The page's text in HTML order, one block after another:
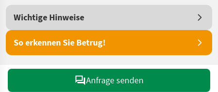
Wichtige Hinweise
So erkennen Sie Betrug!
Anfrage senden